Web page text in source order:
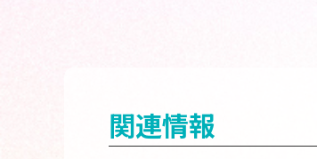
関連情報